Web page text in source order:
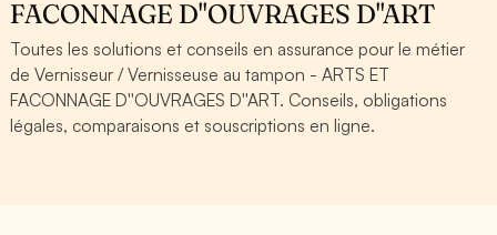
FACONNAGE D''OUVRAGES D''ART
Toutes les solutions et conseils en assurance pour le métier
de Vernisseur / Vernisseuse au tampon - ARTS ET
FACONNAGE D''OUVRAGES D''ART. Conseils, obligations
légales, comparaisons et souscriptions en ligne.